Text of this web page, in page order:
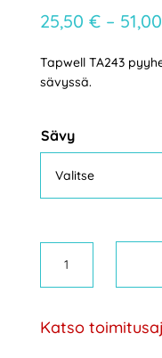
25,50 € – 51,00
Tapwell TA243
sävyssä.
Sävy
määrä
Katso